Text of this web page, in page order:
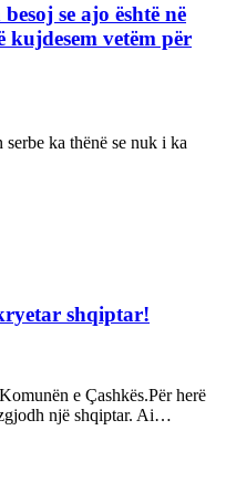
se ajo është në
kujdesem vetëm për
ka thënë se nuk i ka
shqiptar!
e Çashkës.Për herë
një shqiptar. Ai…